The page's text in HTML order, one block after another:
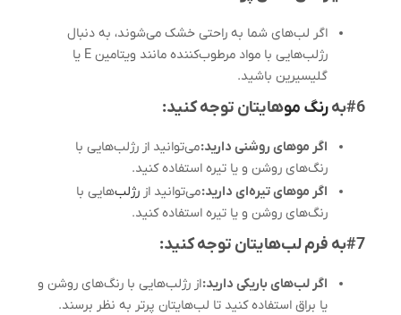
اگر لب‌های شما به راحتی خشک می‌شوند، به دنبال
رژلب‌هایی با مواد مرطوب‌کننده مانند ویتامین E یا
گلیسیرین باشید.
#6به رنگ موهایتان توجه کنید:
اگر موهای روشنی دارید:می‌توانید از رژلب‌هایی با
رنگ‌های روشن و یا تیره استفاده کنید.
اگر موهای تیره‌ای دارید:می‌توانید از رژلب‌هایی با
رنگ‌های روشن و یا تیره استفاده کنید.
#7به فرم لب‌هایتان توجه کنید:
اگر لب‌های باریکی دارید:از رژلب‌هایی با رنگ‌های روشن و
یا براق استفاده کنید تا لب‌هایتان پرتر به نظر برسند.